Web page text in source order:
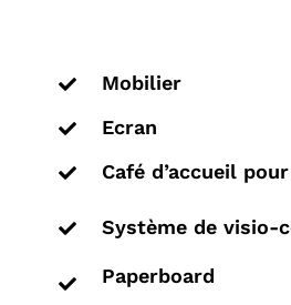
 Mobilier
 Ecran
 Café d’accueil
 Système de visio-
 Paperboard